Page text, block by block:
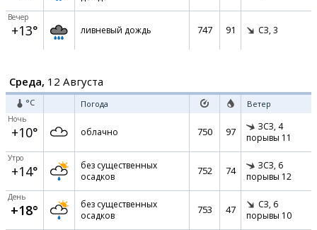
Вечер
+13° ливневый дождь 747 91 СЗ, 3
Среда, 12 Августа
°C Погода Ветер
Ночь
+10° облачно 750 97 ЗСЗ, 4
порывы 11
Утро
+14°
без существенных
осадков
752 74 ЗСЗ, 6
порывы 12
День
+18°
без существенных
осадков
753 47 СЗ, 6
порывы 10